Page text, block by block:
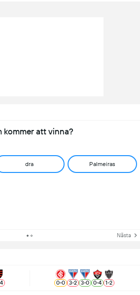
kommer att vinna?
dra Palmeiras
Nästa
4 0-0 3-2 3-0 0-4 1-2